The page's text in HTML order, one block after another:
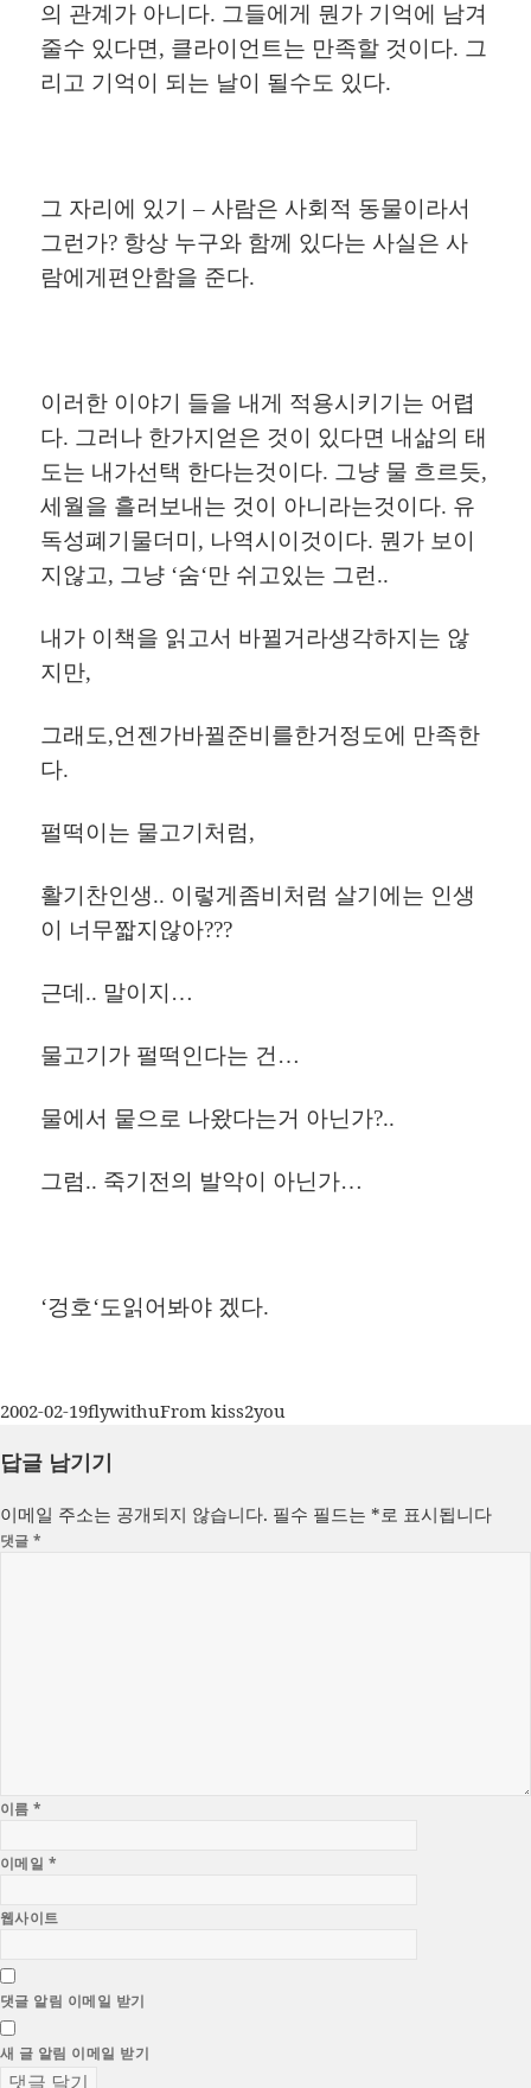
의 관계가 아니다. 그들에게 뭔가 기억에
남겨
줄수 있다면, 클라이언트는 만족할 것이다. 그
리고 기억이 되는 날이 될수도 있다.
그 자리에 있기 – 사람은 사회적 동물이라서
그런가? 항상 누구와 함께 있다는 사실은 사
람에게편안함을 준다.
이러한 이야기 들을 내게 적용시키기는 어렵
다. 그러나 한가지얻은 것이 있다면 내삶의 태
도는 내가선택 한다는것이다. 그냥 물 흐르듯,
세월을 흘러보내는 것이 아니라는것이다. 유
독성폐기물더미 , 나역시이것이다. 뭔가 보이
지않고, 그냥 ‘숨‘만 쉬고있는 그런..
내가 이책을 읽고서 바뀔거라생각하지는 않
지만,
그래도,언젠가바뀔준비를한거정도에
만족한
다.
펄떡이는 물고기처럼,
활기찬인생.. 이렇게좀비처럼 살기에는 인생
이
너무짧지않아???
근데.. 말이지…
물고기가 펄떡인다는 건…
물에서 뭍으로 나왔다는거 아닌가?..
그럼.. 죽기전의 발악이 아닌가…
‘겅호‘도읽어봐야 겠다.
작
일
2002-02-19글
이
flywithu카
From kiss2you
답글 남기기
이메일 주소는 공개되지 않습니다. 필수 필드는 *로 표시됩니다
댓글*
이름*
이메일 *
웹사이트
댓글 알림 이메일 받기
새 글 알림 이메일 받기